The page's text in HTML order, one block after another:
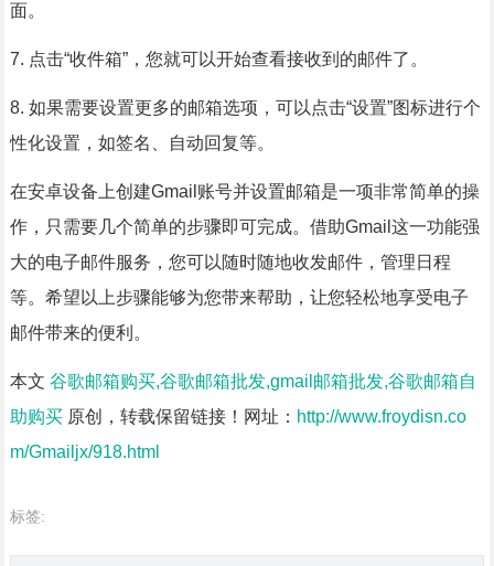
面。
7. 点击“收件箱”，您就可以开始查看接收到的邮件了。
8. 如果需要设置更多的邮箱选项，可以点击“设置”图标进行个
性化设置，如签名、自动回复等。
在安卓设备上创建Gmail账号并设置邮箱是一项非常简单的操
作，只需要几个简单的步骤即可完成。借助Gmail这一功能强
大的电子邮件服务，您可以随时随地收发邮件，管理日程
等。希望以上步骤能够为您带来帮助，让您轻松地享受电子
邮件带来的便利。
本文 谷歌邮箱购买,谷歌邮箱批发,gmail邮箱批发,谷歌邮箱自
助购买原创，转载保留链接！网址： http://www.froydisn.co
m/Gmailjx/918.html
标签: